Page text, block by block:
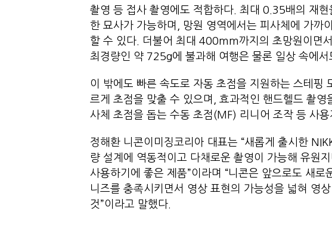
촬영 등 접사 촬영에도 적합하다. 최대 0.35배의 재현
한 묘사가 가능하며, 망원 영역에서는 피사체에 가까
할 수 있다. 더불어 최대 400mm까지의 초망원이면
최경량인 약 725g에 불과해 여행은 물론 일상 속에서
이 밖에도 빠른 속도로 자동 초점을 지원하는 스테핑
르게 초점을 맞출 수 있으며, 효과적인 핸드헬드 촬
사체 초점을 돕는 수동 초점(MF) 리니어 조작 등 사용
정해환 니콘이미징코리아 대표는 “새롭게 출시한
량 설계에 역동적이고 다채로운 촬영이 가능해 유원
사용하기에 좋은 제품”이라며 “니콘은 앞으로도 새
니즈를 충족시키면서 영상 표현의 가능성을 넓혀 영
것”이라고 말했다.